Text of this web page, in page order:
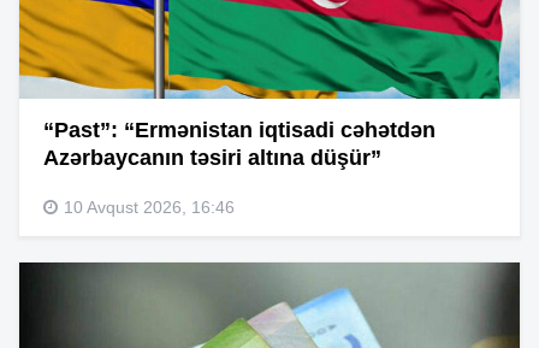
“Past”: “Ermənistan iqtisadi cəhətdən
Azərbaycanın təsiri altına düşür”
10 Avqust 2026, 16:46